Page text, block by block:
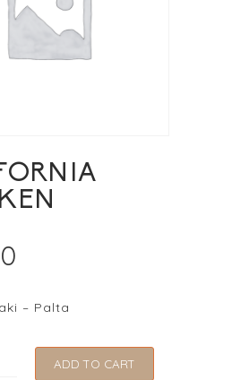
– Palta
ADD TO CART